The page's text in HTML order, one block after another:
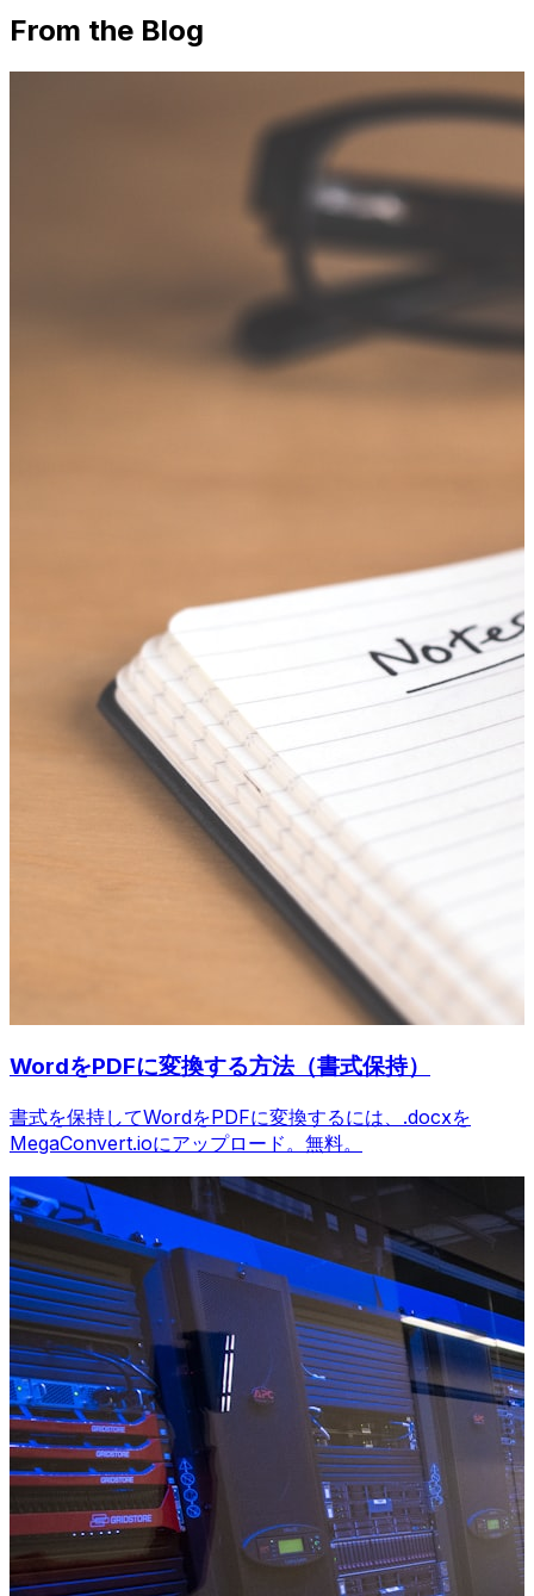
From the Blog
WordをPDFに変換する方法（書式保持）
書式を保持してWordをPDFに変換するには、.docxを
MegaConvert.ioにアップロード。無料。